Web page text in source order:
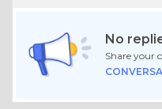
No
Share your